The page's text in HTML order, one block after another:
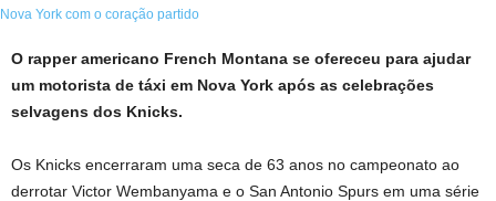
O rapper americano French Montana se ofereceu para ajudar
um motorista de táxi em Nova York após as celebrações
selvagens dos Knicks.
Os Knicks encerraram uma seca de 63 anos no campeonato ao
derrotar Victor Wembanyama e o San Antonio Spurs em uma série